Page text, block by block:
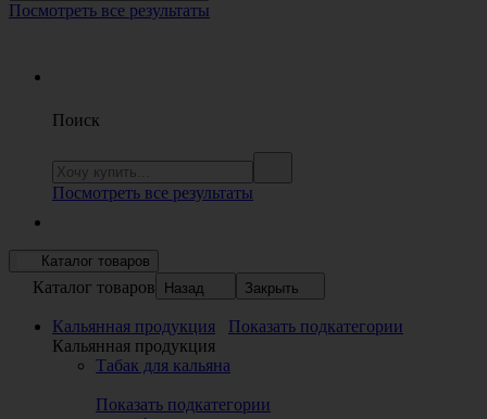
Посмотреть все результаты
Поиск
Посмотреть все результаты
Каталог товаров
Каталог товаров Назад Закрыть
Кальянная продукция
Показать подкатегории
Кальянная продукция
Табак для кальяна
Показать подкатегории